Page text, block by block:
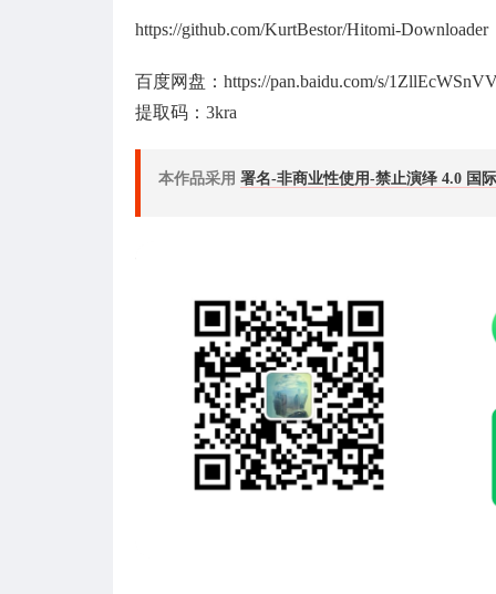
https://github.com/KurtBestor/Hitomi-Downloader
百度网盘：https://pan.baidu.com/s/
提取码：3kra
本作品采用 署名-非商业性使用-禁止演绎 4.0 国